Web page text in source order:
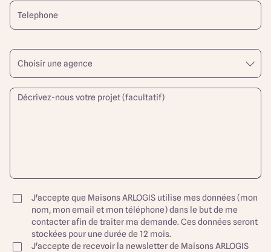
J'accepte que Maisons ARLOGIS utilise mes données (mon
nom, mon email et mon téléphone) dans le but de me
contacter afin de traiter ma demande. Ces données seront
stockées pour une durée de 12 mois.
J'accepte de recevoir la newsletter de Maisons ARLOGIS